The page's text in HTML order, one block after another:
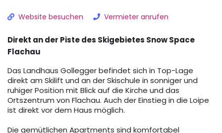
Website besuchen Vermieter anrufen
Direkt an der Piste des Skigebietes Snow Space
Flachau
Das Landhaus Gollegger befindet sich in Top-Lage
direkt am Skilift und an der Skischule in sonniger und
ruhiger Position mit Blick auf die Kirche und das
Ortszentrum von Flachau. Auch der Einstieg in die Loipe
ist direkt vor dem Haus möglich.
Die gemütlichen Apartments sind komfortabel